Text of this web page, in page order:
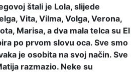
štali je Lola, slijede
Vita, Vilma, Volga, Verona,
Marisa, a dva mala telca su El
po prvom slovu oca. Sve smo
je osobita na svoj način. Sve
razmazio. Neke su